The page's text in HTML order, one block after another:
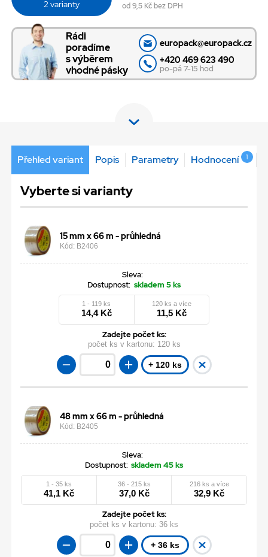
2 varianty od 9,5 Kčbez DPH
Rádi
poradíme
s výběrem
vhodné pásky
europack@europack.cz
+420 469 623 490
po-pá 7-15 hod
Přehled variant Popis Parametry Hodnocení 1
Vyberte si varianty
15 mm x 66 m - průhledná
Kód: B2406
Sleva:
Dostupnost: skladem 5 ks
1 - 119 ks
14,4 Kč
120 ks a více
11,5 Kč
Zadejte počet ks:
počet ks v kartonu: 120 ks
+ 120 ks
48 mm x 66 m - průhledná
Kód: B2405
Sleva:
Dostupnost: skladem 45 ks
1 - 35 ks
41,1 Kč
36 - 215 ks
37,0 Kč
216 ks a více
32,9 Kč
Zadejte počet ks:
počet ks v kartonu: 36 ks
+ 36 ks